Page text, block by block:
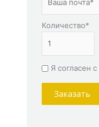
Количество*
Я согласен с
Заказать